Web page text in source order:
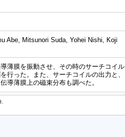
Abe, Mitsunori Suda, Yohei Nishi, Koji
薄膜を振動させ、その時のサーチコイル
行った。また、サーチコイルの出力と、
導薄膜上の磁束分布も調べた。